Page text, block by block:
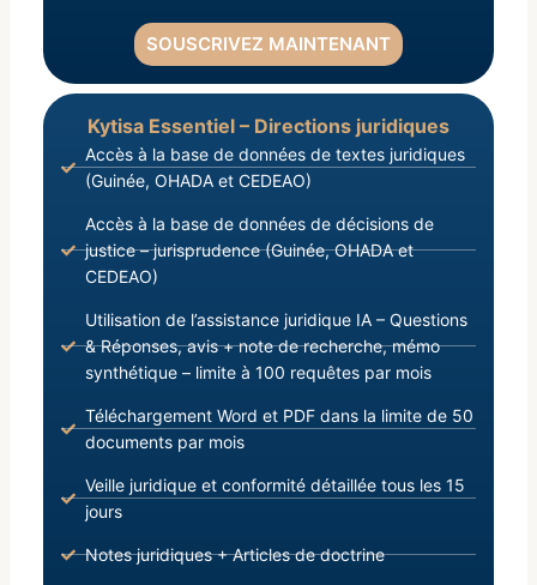
SOUSCRIVEZ MAINTENANT
Kytisa Essentiel – Directions juridiques
Accès à la base de données de textes juridiques
(Guinée, OHADA et CEDEAO)
Accès à la base de données de décisions de
justice – jurisprudence (Guinée, OHADA et
CEDEAO)
Utilisation de l’assistance juridique IA – Questions
& Réponses, avis + note de recherche, mémo
synthétique – limite à 100 requêtes par mois
Téléchargement Word et PDF dans la limite de 50
documents par mois
Veille juridique et conformité détaillée tous les 15
jours
Notes juridiques + Articles de doctrine